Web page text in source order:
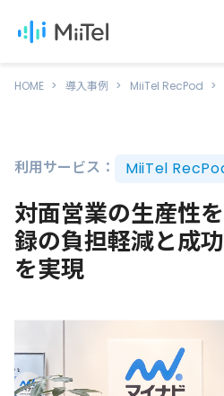
HOME 導入事例 MiiTel RecPod
利用サービス： MiiTel
対面営業の生産性
録の負担軽減と成
を実現